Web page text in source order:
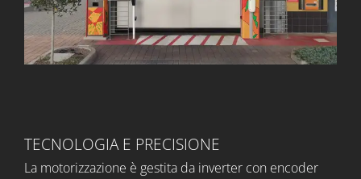
TECNOLOGIA E PRECISIONE
La motorizzazione è gestita da inverter con encoder